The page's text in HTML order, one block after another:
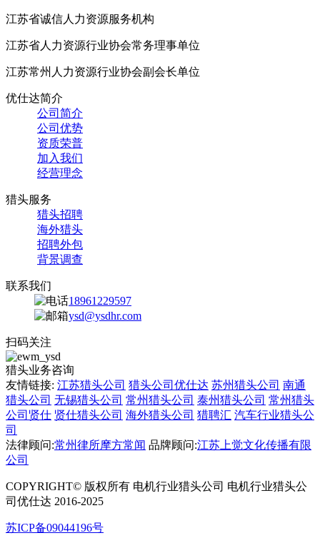
江苏省诚信人力资源服务机构
江苏省人力资源行业协会常务理事单位
江苏常州人力资源行业协会副会长单位
优仕达简介
公司简介
公司优势
资质荣普
加入我们
经营理念
猎头服务
猎头招聘
海外猎头
招聘外包
背景调查
联系我们
18961229597
ysd@ysdhr.com
扫码关注
猎头业务咨询
友情链接: 江苏猎头公司 猎头公司优仕达 苏州猎头公司 南通
猎头公司 无锡猎头公司 常州猎头公司 泰州猎头公司 常州猎头
公司贤仕 贤仕猎头公司 海外猎头公司 猎聘汇 汽车行业猎头公
司
法律顾问:常州律所摩方常闻 品牌顾问:江苏上觉文化传播有限
公司
COPYRIGHT© 版权所有 电机行业猎头公司 电机行业猎头公
司优仕达 2016-2025
苏ICP备09044196号